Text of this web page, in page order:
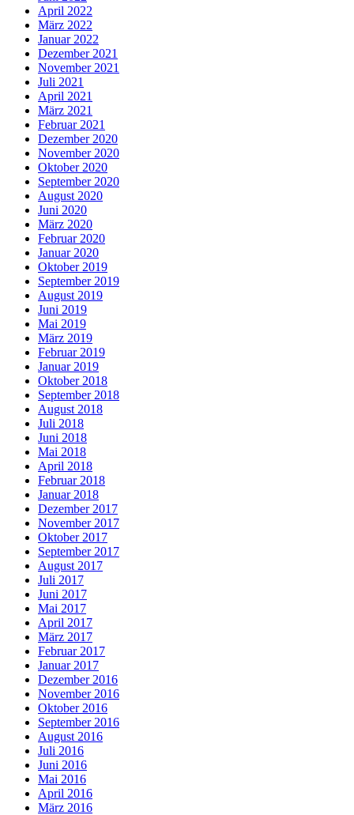
April 2022
März 2022
Januar 2022
Dezember 2021
November 2021
Juli 2021
April 2021
März 2021
Februar 2021
Dezember 2020
November 2020
Oktober 2020
September 2020
August 2020
Juni 2020
März 2020
Februar 2020
Januar 2020
Oktober 2019
September 2019
August 2019
Juni 2019
Mai 2019
März 2019
Februar 2019
Januar 2019
Oktober 2018
September 2018
August 2018
Juli 2018
Juni 2018
Mai 2018
April 2018
Februar 2018
Januar 2018
Dezember 2017
November 2017
Oktober 2017
September 2017
August 2017
Juli 2017
Juni 2017
Mai 2017
April 2017
März 2017
Februar 2017
Januar 2017
Dezember 2016
November 2016
Oktober 2016
September 2016
August 2016
Juli 2016
Juni 2016
Mai 2016
April 2016
März 2016